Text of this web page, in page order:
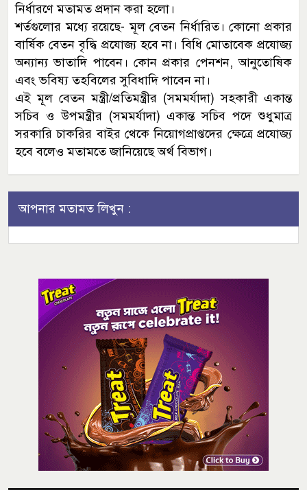
নির্ধারণে মতামত প্রদান করা হলো।
শর্তগুলোর মধ্যে রয়েছে- মূল বেতন নির্ধারিত। কোনো প্রকার
বার্ষিক বেতন বৃদ্ধি প্রযোজ্য হবে না। বিধি মোতাবেক প্রযোজ্য
অন্যান্য ভাতাদি পাবেন। কোন প্রকার পেনশন, আনুতোষিক
এবং ভবিষ্য তহবিলের সুবিধাদি পাবেন না।
এই মূল বেতন মন্ত্রী/প্রতিমন্ত্রীর (সমমর্যাদা) সহকারী একান্ত
সচিব ও উপমন্ত্রীর (সমমর্যাদা) একান্ত সচিব পদে শুধুমাত্র
সরকারি চাকরির বাইর থেকে নিয়োগপ্রাপ্তদের ক্ষেত্রে প্রযোজ্য
হবে বলেও মতামতে জানিয়েছে অর্থ বিভাগ।
আপনার মতামত লিখুন :